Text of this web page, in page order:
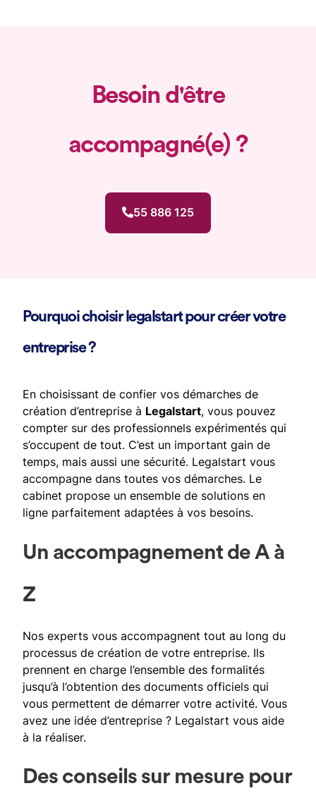
Besoin d'être
accompagné(e) ?
55 886 125
Pourquoi choisir legalstart pour créer votre
entreprise ?
En choisissant de confier vos démarches de
création d’entreprise à Legalstart, vous pouvez
compter sur des professionnels expérimentés qui
s’occupent de tout. C’est un important gain de
temps, mais aussi une sécurité. Legalstart vous
accompagne dans toutes vos démarches. Le
cabinet propose un ensemble de solutions en
ligne parfaitement adaptées à vos besoins.
Un accompagnement de A à
Z
Nos experts vous accompagnent tout au long du
processus de création de votre entreprise. Ils
prennent en charge l’ensemble des formalités
jusqu’à l’obtention des documents officiels qui
vous permettent de démarrer votre activité. Vous
avez une idée d’entreprise ? Legalstart vous aide
à la réaliser.
Des conseils sur mesure pour